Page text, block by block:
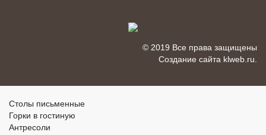
© 2019 Все права защищены
Создание сайта klweb.ru
Столы письменные
Горки в гостиную
Антресоли